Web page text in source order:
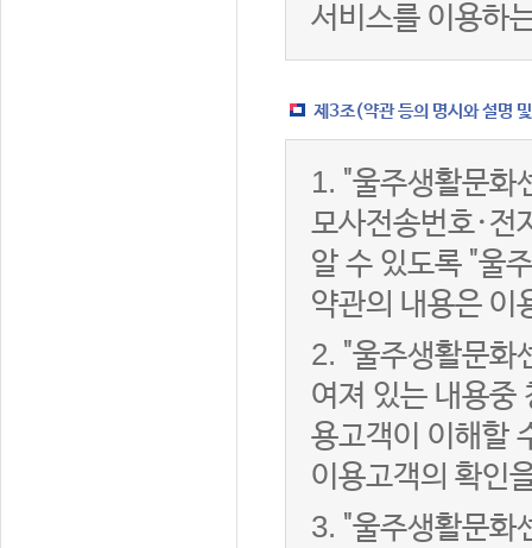
서비스를 이용하
제3조(약관 등의 명시와 설명
1. "울주생활문화
모사전송번호·전
알 수 있도록 "울
약관의 내용은 이
2. "울주생활문화
여져 있는 내용중
용고객이 이해할
이용고객의 확인
3. "울주생활문화